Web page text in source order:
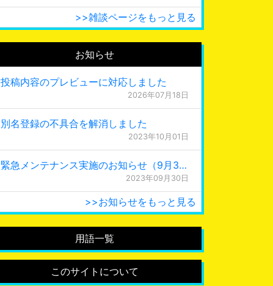
>>雑談ページをもっと見る
お知らせ
投稿内容のプレビューに対応しました
2026年07月18日
別名登録の不具合を解消しました
2023年10月01日
緊急メンテナンス実施のお知らせ（9月30日 0:15更新）
2023年09月30日
>>お知らせをもっと見る
用語一覧
このサイトについて